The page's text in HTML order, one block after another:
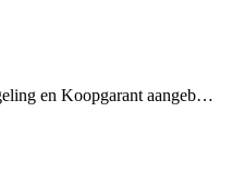
en Koopgarant aangeb…